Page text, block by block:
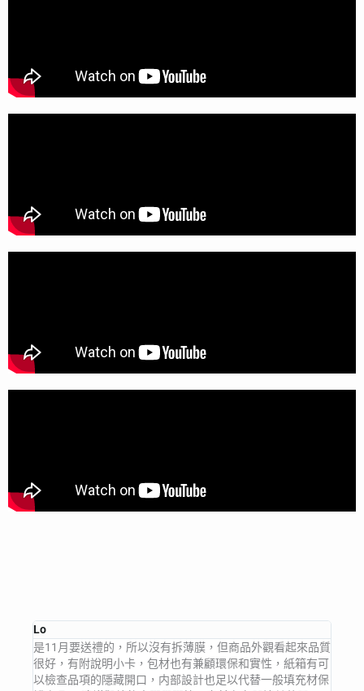
Lo
是11月要送禮的，所以沒有拆薄膜，但商品外觀看起來品質
很好，有附說明小卡，包材也有兼顧環保和實性，紙箱有可
以檢查品項的隱藏開口，内部設計也足以代替一般填充材保